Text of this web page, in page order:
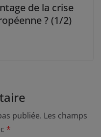
de la crise
? (1/2)
publiée. Les champs
*